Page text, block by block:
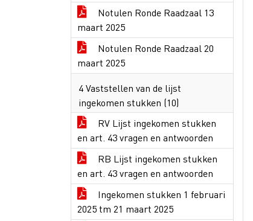
Notulen Ronde Raadzaal 13
maart 2025
Notulen Ronde Raadzaal 20
maart 2025
4 Vaststellen van de lijst
ingekomen stukken (10)
RV Lijst ingekomen stukken
en art. 43 vragen en antwoorden
RB Lijst ingekomen stukken
en art. 43 vragen en antwoorden
Ingekomen stukken 1 februari
2025 tm 21 maart 2025